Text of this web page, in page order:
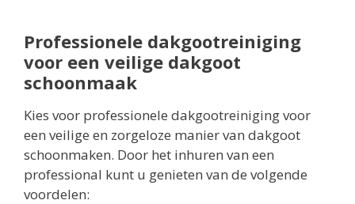
Professionele dakgootreiniging
voor een veilige dakgoot
schoonmaak
Kies voor professionele dakgootreiniging voor
een veilige en zorgeloze manier van dakgoot
schoonmaken. Door het inhuren van een
professional kunt u genieten van de volgende
voordelen: